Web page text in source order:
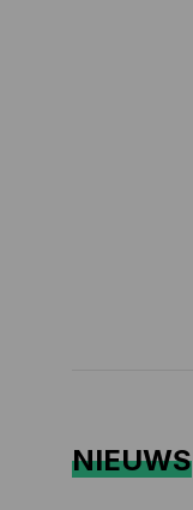
NIEUWS